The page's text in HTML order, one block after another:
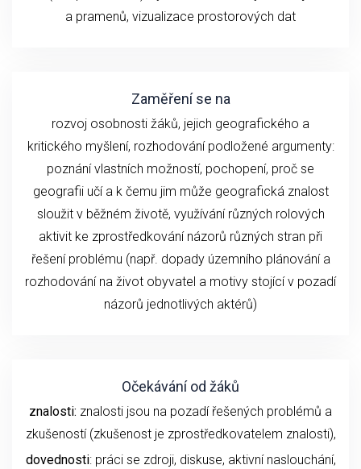
a pramenů, vizualizace prostorových dat
Zaměření se na
rozvoj osobnosti žáků, jejich geografického a
kritického myšlení, rozhodování podložené argumenty:
poznání vlastních možností, pochopení, proč se
geografii učí a k čemu jim může geografická znalost
sloužit v běžném životě, využívání různých rolových
aktivit ke zprostředkování názorů různých stran při
řešení problému (např. dopady územního plánování a
rozhodování na život obyvatel a motivy stojící v pozadí
názorů jednotlivých aktérů)
Očekávání od žáků
znalosti: znalosti jsou na pozadí řešených problémů a
zkušeností (zkušenost je zprostředkovatelem znalosti),
dovednosti: práci se zdroji, diskuse, aktivní naslouchání,